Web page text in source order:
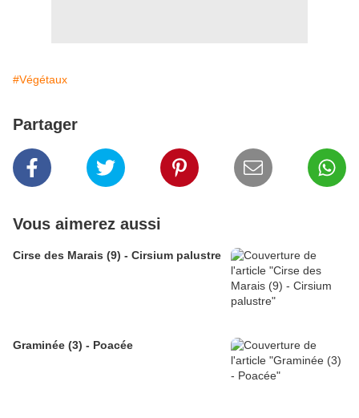
#Végétaux
Partager
Vous aimerez aussi
Cirse des Marais (9) - Cirsium palustre
Graminée (3) - Poacée